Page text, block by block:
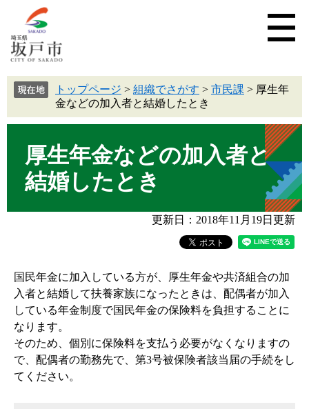
トップページ > 組織でさがす > 市民課 > 厚生年
金などの加入者と結婚したとき
厚生年金などの加入者と
結婚したとき
更新日：2018年11月19日更新
国民年金に加入している方が、厚生年金や共済組合の加
入者と結婚して扶養家族になったときは、配偶者が加入
している年金制度で国民年金の保険料を負担することに
なります。
そのため、個別に保険料を支払う必要がなくなりますの
で、配偶者の勤務先で、第3号被保険者該当届の手続をし
てください。